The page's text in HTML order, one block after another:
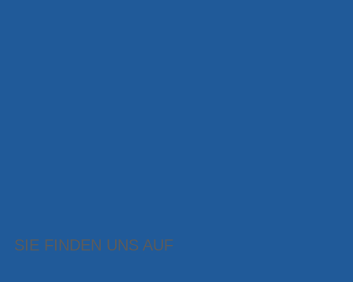
SIE FINDEN UNS AUF